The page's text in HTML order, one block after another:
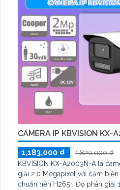
CAMERA IP KBVISION KX-
1,183,000 ₫
1,820,000 ₫
KBVISION KX-A2003N-A là
giải 2.0 Megapixel với cảm biến CMOS
chuẩn nén H265+. Độ phân giải 1080P, 25/30fps, kết hợp